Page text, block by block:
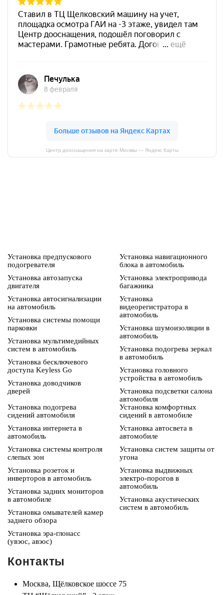
Центр дооснащения на карте Москвы — Яндекс Карты
Установка предпускового
подогревателя
Установка автозапуска
двигателя
Установка автосигнализации
на автомобиль
Установка системы помощи
парковки
Установка мультимедийных
систем в автомобиль
Установка бесключевого
доступа Keyless Go
Установка доводчиков
дверей
Установка навигационного
блока в автомобиль
Установка электропривода
багажника
Установка
видеорегистратора в
автомобиль
Установка шумоизоляции в
автомобиль
Установка подогрева зеркал
в автомобиль
Установка головного
устройства в автомобиль
Установка подсветки салона
автомобиля
Установка подогрева
сидений автомобиля
Установка интернета в
автомобиль
Установка системы контроля
слепых зон
Установка розеток и
инверторов в автомобиль
Установка задних мониторов
в автомобиле
Установка омывателей камер
заднего обзора
Установка эра-глонасс
(увэос, авэос)
Установка комфортных
сидений в автомобиле
Установка автосвета в
автомобиле
Установка систем защиты от
угона
Установка выдвижных
электро-порогов в
автомобиль
Установка акустических
систем в автомобиль
Контакты
Москва, Щёлковское шоссе 75